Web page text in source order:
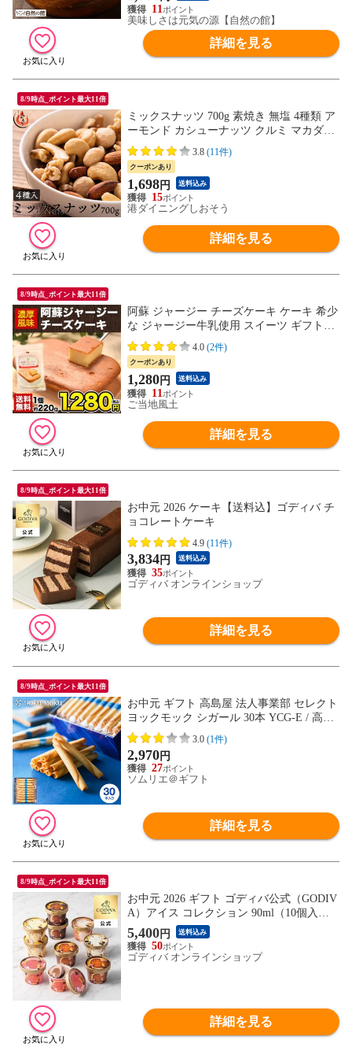
11
美味しさは元気の源【自然の館】
詳細を見る
8/9時点_ポイント最大11倍
ミックスナッツ 700g 素焼き 無塩 4種類 ア
ーモンド カシューナッツ クルミ マカダミ
アナッツ 食塩不使用 加工オイル不使用
3.8 (11件)
クーポンあり
1,698円 送料込み
15
港ダイニングしおそう
詳細を見る
8/9時点_ポイント最大11倍
阿蘇 ジャージー チーズケーキ ケーキ 希少
な ジャージー牛乳使用 スイーツ ギフト
《1-5営業日以内に出荷予定（土日祝日除
く）》---d2_asojcake_ss_23_1000_220g---
4.0 (2件)
クーポンあり
1,280円 送料込み
11
ご当地風土
詳細を見る
8/9時点_ポイント最大11倍
お中元 2026 ケーキ【送料込】ゴディバ チ
ョコレートケーキ
4.9 (11件)
3,834円 送料込み
35
ゴディバ オンラインショップ
詳細を見る
8/9時点_ポイント最大11倍
お中元 ギフト 高島屋 法人事業部 セレクト
ヨックモック シガール 30本 YCG-E / 高島
屋 国産 高級 おすすめ 結婚内祝い 出産内
祝い 結婚祝い 出産祝い お祝い プレゼント
内祝い お祝い返し 贈答品 法人ギフト JGS
お返し
3.0 (1件)
2,970円
27
ソムリエ＠ギフト
詳細を見る
8/9時点_ポイント最大11倍
お中元 2026 ギフト ゴディバ公式（GODIV
A）アイス コレクション 90ml（10個入）
（お菓子 スイーツ プレゼント 送料込）
5,400円 送料込み
50
ゴディバ オンラインショップ
詳細を見る